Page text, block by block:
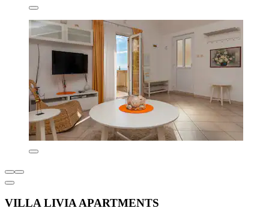
VILLA LIVIA APARTMENTS